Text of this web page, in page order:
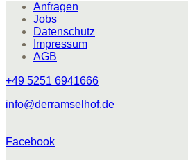
Anfragen
Jobs
Datenschutz
Impressum
AGB
+49 5251 6941666
info@derramselhof.de
Facebook